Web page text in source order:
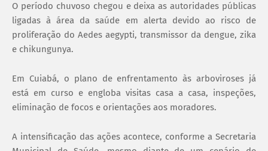
O período chuvoso chegou e deixa as autoridades públicas
ligadas à área da saúde em alerta devido ao risco de
proliferação do Aedes aegypti, transmissor da dengue, zika
e chikungunya.
Em Cuiabá, o plano de enfrentamento às arboviroses já
está em curso e engloba visitas casa a casa, inspeções,
eliminação de focos e orientações aos moradores.
A intensificação das ações acontece, conforme a Secretaria